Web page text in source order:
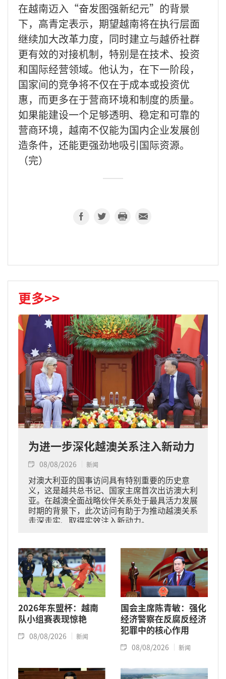
在越南迈入“奋发图强新纪元”的背景
下，高青定表示，期望越南将在执行层面
继续加大改革力度，同时建立与越侨社群
更有效的对接机制，特别是在技术、投资
和国际经营领域。他认为，在下一阶段，
国家间的竞争将不仅在于成本或投资优
惠，而更多在于营商环境和制度的质量。
如果能建设一个足够透明、稳定和可靠的
营商环境，越南不仅能为国内企业发展创
造条件，还能更强劲地吸引国际资源。
（完）
更多>>
为进一步深化越澳关系注入新动力
08/08/2026 新闻
对澳大利亚的国事访问具有特别重要的历史意
义，这是越共总书记、国家主席首次出访澳大利
亚。在越澳全面战略伙伴关系处于最具活力发展
时期的背景下，此次访问有助于为推动越澳关系
走深走实、取得实效注入新动力。
2026年东盟杯：越南
队小组赛表现惊艳
08/08/2026 新闻
国会主席陈青敏：强化
经济警察在反腐反经济
犯罪中的核心作用
08/08/2026 新闻